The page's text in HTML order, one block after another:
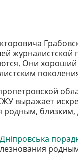
журналистской
Они хороший
выражает
родным, близким,
Дніпровська